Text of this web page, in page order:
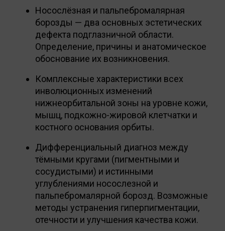
Носослёзная и пальпебромалярная
борозды — два основных эстетических
дефекта подглазничной области.
Определение, причины и анатомическое
обоснование их возникновения.
Комплексные характеристики всех
инволюционных изменений
нижнеорбитальной зоны на уровне кожи,
мышц, подкожно-жировой клетчатки и
костного основания орбиты.
Дифференциальный диагноз между
тёмными кругами (пигментными и
сосудистыми) и истинными
углублениями носослезной и
пальпебромалярной борозд. Возможные
методы устранения гиперпигментации,
отечности и улучшения качества кожи.